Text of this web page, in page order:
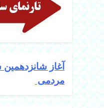
آغاز
مردمی